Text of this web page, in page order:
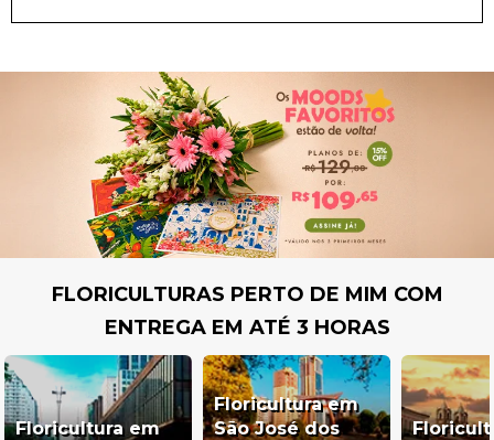
FLORICULTURAS PERTO DE MIM COM
ENTREGA EM ATÉ 3 HORAS
Floricultura em
Floricultura em
São José dos